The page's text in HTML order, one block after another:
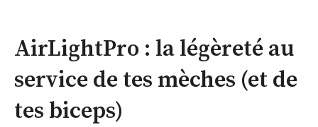
AirLightPro : la légèreté au
service de tes mèches (et de
tes biceps)